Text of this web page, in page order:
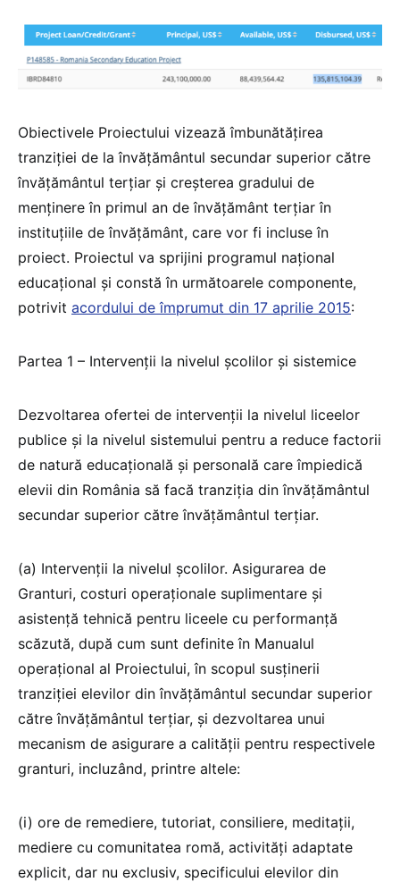
Obiectivele Proiectului vizează îmbunătăţirea
tranziţiei de la învăţământul secundar superior către
învăţământul terţiar şi creşterea gradului de
menţinere în primul an de învăţământ terţiar în
instituţiile de învăţământ, care vor fi incluse în
proiect. Proiectul va sprijini programul naţional
educaţional şi constă în următoarele componente,
potrivit acordului de împrumut din 17 aprilie 2015:
Partea 1 – Intervenţii la nivelul şcolilor şi sistemice
Dezvoltarea ofertei de intervenţii la nivelul liceelor
publice şi la nivelul sistemului pentru a reduce factorii
de natură educaţională şi personală care împiedică
elevii din România să facă tranziţia din învăţământul
secundar superior către învăţământul terţiar.
(a) Intervenţii la nivelul şcolilor. Asigurarea de
Granturi, costuri operaţionale suplimentare şi
asistenţă tehnică pentru liceele cu performanţă
scăzută, după cum sunt definite în Manualul
operaţional al Proiectului, în scopul susţinerii
tranziţiei elevilor din învăţământul secundar superior
către învăţământul terţiar, şi dezvoltarea unui
mecanism de asigurare a calităţii pentru respectivele
granturi, incluzând, printre altele:
(i) ore de remediere, tutoriat, consiliere, meditaţii,
mediere cu comunitatea romă, activităţi adaptate
explicit, dar nu exclusiv, specificului elevilor din